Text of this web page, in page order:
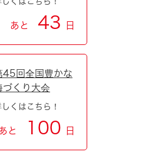
あと 43 日
45回全国豊かな
づくり大会
しくはこちら！
と 100 日